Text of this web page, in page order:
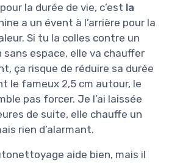
la durée de vie, c’est la
a un évent à l’arrière pour la
Si tu la colles contre un
sans espace, elle va chauffer
ça risque de réduire sa durée
le fameux 2,5 cm autour, le
pas forcer. Je l’ai laissée
de suite, elle chauffe un
rien d’alarmant.
aide bien, mais il